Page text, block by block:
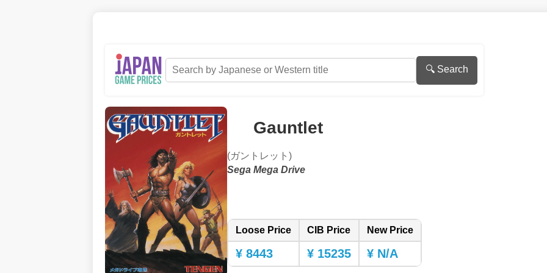
🔍 Search
Gauntlet
(ガントレット)
Sega Mega Drive
Loose Price CIB Price New Price
¥ 8443 ¥ 15235 ¥ N/A